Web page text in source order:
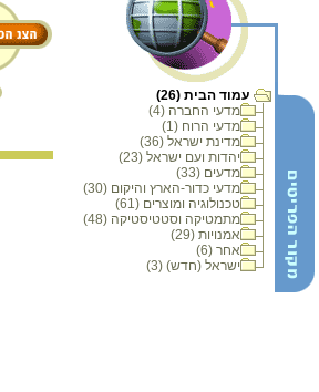
עמוד הבית (26)
מדעי החברה (4)
מדעי הרוח (1)
מדינת ישראל (36)
יהדות ועם ישראל (23)
מדעים (33)
מדעי כדור-הארץ והיקום (30)
טכנולוגיה ומוצרים (61)
מתמטיקה וסטטיסטיקה (48)
אמנויות (29)
אחר (6)
ישראל (חדש) (3)